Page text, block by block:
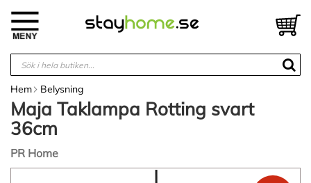
innehållet
Hem Belysning
Maja Taklampa Rotting svart
36cm
PR Home